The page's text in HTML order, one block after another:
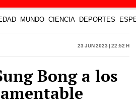
MUNDO CIENCIA DEPORTES
23 Jun 2023 | 22:52 h
Bong a los